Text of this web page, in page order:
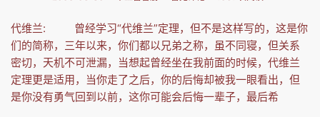
代维兰: 曾经学习“代维兰”定理，但不是这样写的，这是你
们的简称，三年以来，你们都以兄弟之称，虽不同寝，但关系
密切，天机不可泄漏，当想起曾经坐在我前面的时候，代维兰
定理更是适用，当你走了之后，你的后悔却被我一眼看出，但
是你没有勇气回到以前，这你可能会后悔一辈子，最后希